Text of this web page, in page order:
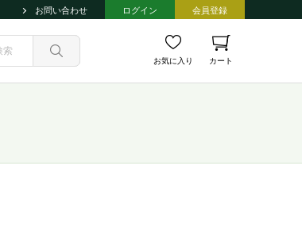
お問い合わせ ログイン 会員登録
お気に入り カート